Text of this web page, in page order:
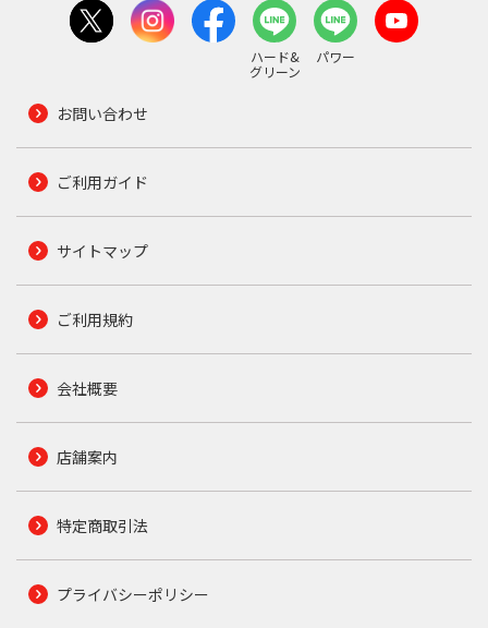
ハード&
グリーン
パワー
お問い合わせ
ご利用ガイド
サイトマップ
ご利用規約
会社概要
店舗案内
特定商取引法
プライバシーポリシー